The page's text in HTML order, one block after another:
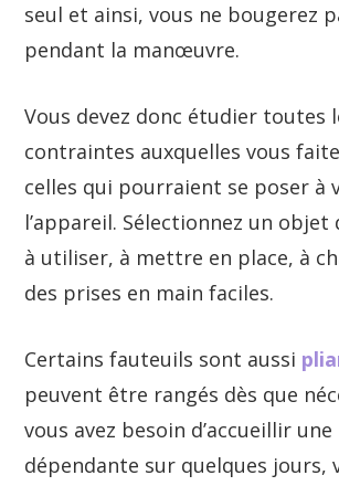
seul et ainsi, vous ne bougerez
pendant la manœuvre.
Vous devez donc étudier toutes
contraintes auxquelles vous
celles qui pourraient se poser à
l’appareil. Sélectionnez un
à utiliser, à mettre en place, à
des prises en main faciles.
Certains fauteuils sont aussi
peuvent être rangés dès que
vous avez besoin d’accueillir
dépendante sur quelques jours,